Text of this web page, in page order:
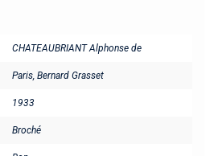
CHATEAUBRIANT Alphonse de
Paris, Bernard Grasset
1933
Broché